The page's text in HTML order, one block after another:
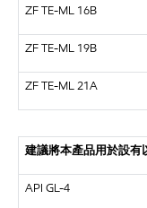
ZFTE-ML 16B
ZFTE-ML 19B
ZFTE-ML 21A
建議將本產品用於設有
API GL-4